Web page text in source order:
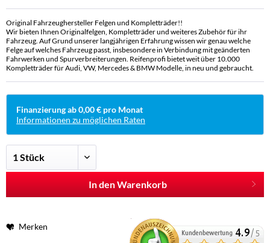
Original Fahrzeughersteller Felgen und Kompletträder!!
Wir bieten Ihnen Originalfelgen, Kompletträder und weiteres Zubehör für ihr
Fahrzeug. Auf Grund unserer langjährigen Erfahrung wissen wir genau welche
Felge auf welches Fahrzeug passt, insbesondere in Verbindung mit geänderten
Fahrwerken und Spurverbreiterungen. Reifenprofi bietet weit über 10.000
Kompletträder für Audi, VW, Mercedes & BMW Modelle, in neu und gebraucht.
Finanzierung ab 0,00 € pro Monat
Informationen zu möglichen Raten
In den Warenkorb
Merken